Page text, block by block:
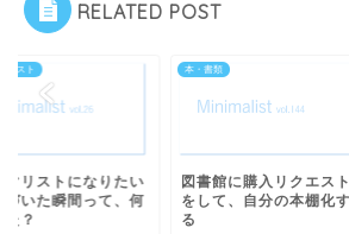
RELATED POST
館に購入リクエスト
て、自分の本棚化す
本・書類
ミニマリストが読みたい
お金の本5選